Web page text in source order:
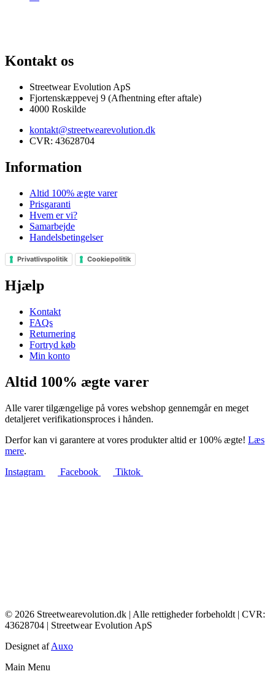
Kontakt os
Streetwear Evolution ApS
Fjortenskæppevej 9 (Afhentning efter aftale)
4000 Roskilde
kontakt@streetwearevolution.dk
CVR: 43628704
Information
Altid 100% ægte varer
Prisgaranti
Hvem er vi?
Samarbejde
Handelsbetingelser
Privatlivspolitik Cookiepolitik
Hjælp
Kontakt
FAQs
Returnering
Fortryd køb
Min konto
Altid 100% ægte varer
Alle varer tilgængelige på vores webshop gennemgår en meget
detaljeret verifikationsproces i hånden.
Derfor kan vi garantere at vores produkter altid er 100% ægte! Læs
mere.
Instagram
Facebook Tiktok
© 2026 Streetwearevolution.dk | Alle rettigheder forbeholdt | CVR:
43628704 | Streetwear Evolution ApS
Designet afAuxo
Main Menu